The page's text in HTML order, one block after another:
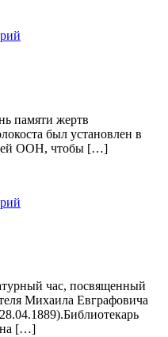
памяти жертв
был установлен в
ООН, чтобы […]
час, посвященный
Михаила Евграфовича
[…]